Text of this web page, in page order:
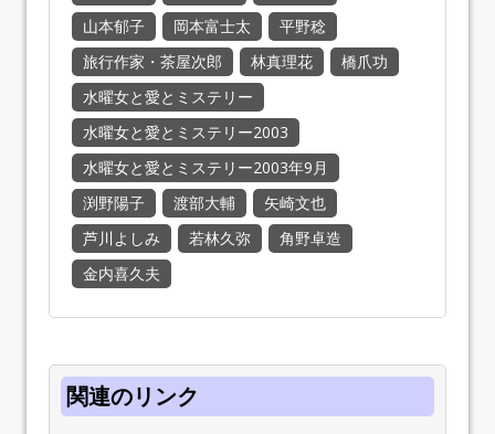
山本郁子
岡本富士太
平野稔
旅行作家・茶屋次郎
林真理花
橋爪功
水曜女と愛とミステリー
水曜女と愛とミステリー2003
水曜女と愛とミステリー2003年9月
渕野陽子
渡部大輔
矢崎文也
芦川よしみ
若林久弥
角野卓造
金内喜久夫
関連のリンク